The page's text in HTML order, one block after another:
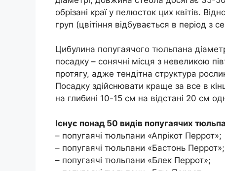
обрізані краї у пелюсток цих квітів.
груп (цвітіння відбувається в період з
Цибулина попугаячого тюльпана
посадку – сонячні місця з невеликою
протягу, адже тендітна структура
Посадку здійснювати краще за все в
на глибині 10-15 см на відстані 20 см
Існує понад 50 видів попугаячих
– попугаячі тюльпани «Апрікот Перрот»;
– попугаячі тюльпани «Бастонь Перрот»;
– попугаячі тюльпани «Блек Перрот»;